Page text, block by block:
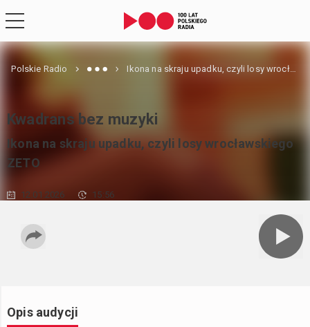
Polskie Radio Ikona na skraju upadku, czyli losy wrocławskiego ZETO
Kwadrans bez muzyki
Ikona na skraju upadku, czyli losy wrocławskiego
ZETO
12.01.2026 15:56
Opis audycji